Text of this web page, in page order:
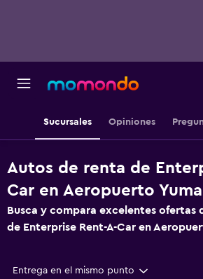
Sucursales Opiniones
Autos de renta de
Car en Aeropuerto Yuma
Busca y compara excelentes ofertas
de Enterprise Rent-A-Car en
Entrega en el mismo punto